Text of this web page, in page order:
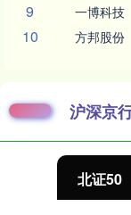
9 一博科技
10 方邦股份
沪深京
北证50